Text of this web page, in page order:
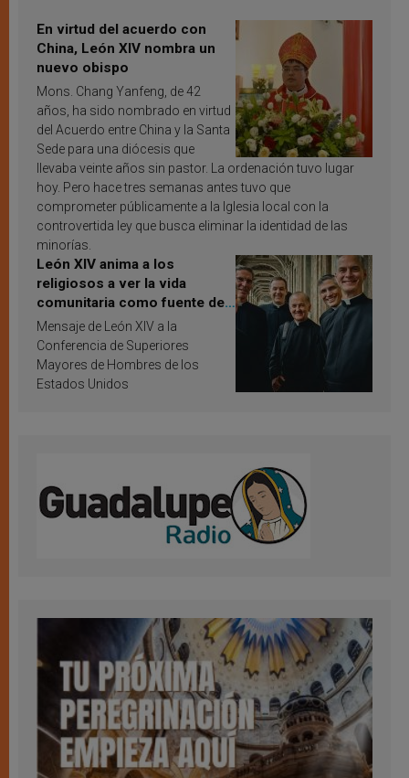
En virtud del acuerdo con
China, León XIV nombra un
nuevo obispo
Mons. Chang Yanfeng, de 42
años, ha sido nombrado en virtud
del Acuerdo entre China y la Santa
Sede para una diócesis que
llevaba veinte años sin pastor. La ordenación tuvo lugar
hoy. Pero hace tres semanas antes tuvo que
comprometer públicamente a la Iglesia local con la
controvertida ley que busca eliminar la identidad de las
minorías.
León XIV anima a los
religiosos a ver la vida
comunitaria como fuente de
inspiración y santificación
Mensaje de León XIV a la
Conferencia de Superiores
Mayores de Hombres de los
Estados Unidos